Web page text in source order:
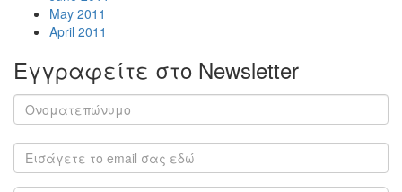
May 2011
April 2011
Εγγραφείτε στο Newsletter
Subscribe